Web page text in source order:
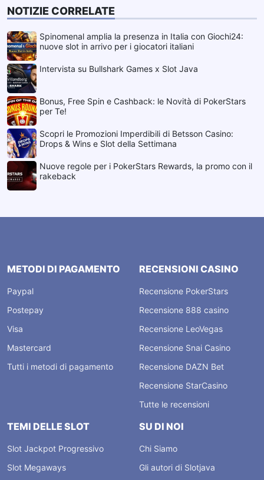
NOTIZIE CORRELATE
Spinomenal amplia la presenza in Italia con Giochi24:
nuove slot in arrivo per i giocatori italiani
Intervista su Bullshark Games x Slot Java
Bonus, Free Spin e Cashback: le Novità di PokerStars
per Te!
Scopri le Promozioni Imperdibili di Betsson Casino:
Drops & Wins e Slot della Settimana
Nuove regole per i PokerStars Rewards, la promo con il
rakeback
METODI DI PAGAMENTO
Paypal
Postepay
Visa
Mastercard
Tutti i metodi di pagamento
RECENSIONI CASINO
Recensione PokerStars
Recensione 888 casino
Recensione LeoVegas
Recensione Snai Casino
Recensione DAZN Bet
Recensione StarCasino
Tutte le recensioni
TEMI DELLE SLOT
Slot Jackpot Progressivo
Slot Megaways
SU DI NOI
Chi Siamo
Gli autori di Slotjava